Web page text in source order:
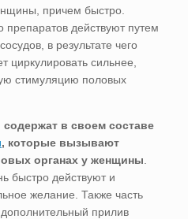
причем быстро.
препаратов действуют путем
в результате чего
циркулировать сильнее,
стимуляцию половых
в своем составе
, которые вызывают
органах у женщины
быстро действуют и
желание. Также часть
прилив